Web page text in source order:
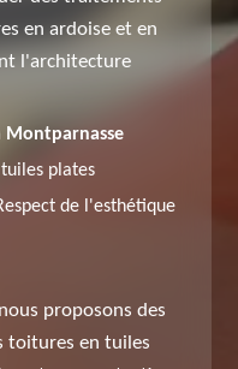
en ardoise et en
l'architecture
Montparnasse
plates
de l'esthétique
proposons des
toitures en tuiles